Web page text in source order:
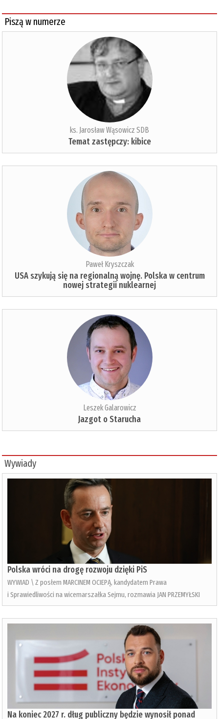
Piszą w numerze
ks. Jarosław Wąsowicz SDB
Temat zastępczy: kibice
Paweł Kryszczak
USA szykują się na regionalną wojnę. Polska w centrum
nowej strategii nuklearnej
Leszek Galarowicz
Jazgot o Starucha
Wywiady
Polska wróci na drogę rozwoju dzięki PiS
WYWIAD \ Z posłem MARCINEM OCIEPĄ, kandydatem Prawa
i Sprawiedliwości na wicemarszałka Sejmu, rozmawia JAN PRZEMYŁSKI
Na koniec 2027 r. dług publiczny będzie wynosił ponad